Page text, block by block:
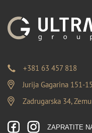
+381 63 457 818
Jurija Gagarina 151-
Zadrugarska 34,
ZAPRATITE